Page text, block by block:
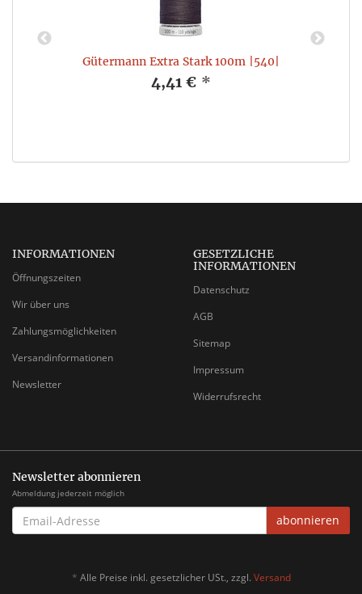
Gütermann Extra Stark 100m |540|
4,41 € *
INFORMATIONEN
Öffnungszeiten
Wir über uns
Zahlungsmöglichkeiten
Versandinformationen
Newsletter
GESETZLICHE
INFORMATIONEN
Datenschutz
AGB
Sitemap
Impressum
Widerrufsrecht
Newsletter abonnieren
Abmeldung jederzeit möglich
EMAIL-
ADRESSE
abonnieren
* Alle Preise inkl. gesetzlicher USt., zzgl. Versand